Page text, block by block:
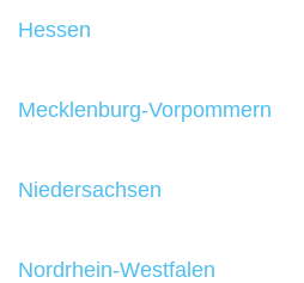
Hessen
Mecklenburg-Vorpommern
Niedersachsen
Nordrhein-Westfalen